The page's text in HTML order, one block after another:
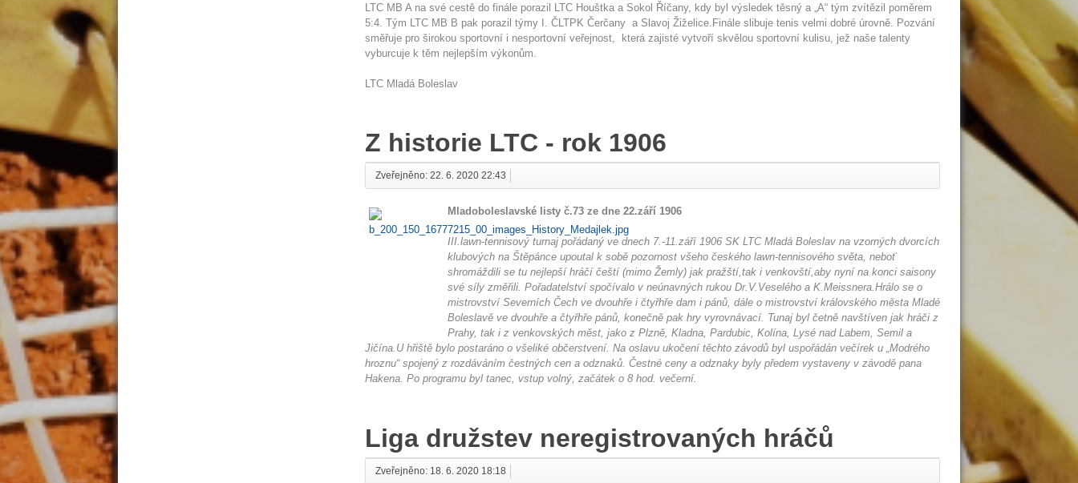
LTC MB A na své cestě do finále porazil LTC Houštka a Sokol Říčany, kdy byl výsledek těsný a „A“ tým zvítězil poměrem
5:4. Tým LTC MB B pak porazil týmy I. ČLTPK Čerčany a Slavoj Žiželice.Finále slibuje tenis velmi dobré úrovně. Pozvání
směřuje pro širokou sportovní i nesportovní veřejnost, která zajisté vytvoří skvělou sportovní kulisu, jež naše talenty
vyburcuje k těm nejlepším výkonům.
LTC Mladá Boleslav
Z historie LTC - rok 1906
Zveřejněno: 22. 6. 2020 22:43
Mladoboleslavské listy č.73 ze dne 22.září 1906
III.lawn-tennisový turnaj pořádaný ve dnech 7.-11.září 1906 SK LTC Mladá Boleslav na vzorných dvorcích
klubových na Štěpánce upoutal k sobě pozornost všeho českého lawn-tennisového světa, neboť
shromáždili se tu nejlepší hráčí čeští (mimo Žemly) jak pražští,tak i venkovští,aby nyní na konci saisony
své síly změřili. Pořadatelství spočívalo v neúnavných rukou Dr.V.Veselého a K.Meissnera.Hrálo se o
mistrovství Severních Čech ve dvouhře i čtyřhře dam i pánů, dále o mistrovství královského města Mladé
Boleslavě ve dvouhře a čtyřhře pánů, konečně pak hry vyrovnávací. Tunaj byl četně navštíven jak hráči z
Prahy, tak i z venkovských měst, jako z Plzně, Kladna, Pardubic, Kolína, Lysé nad Labem, Semil a
Jičína.U hřiště bylo postaráno o všeliké občerstvení. Na oslavu ukočení těchto závodů byl uspořádán večírek u „Modrého
hroznu“ spojený z rozdáváním čestných cen a odznaků. Čestné ceny a odznaky byly předem vystaveny v závodě pana
Hakena. Po programu byl tanec, vstup volný, začátek o 8 hod. večerní.
Liga družstev neregistrovaných hráčů
Zveřejněno: 18. 6. 2020 18:18